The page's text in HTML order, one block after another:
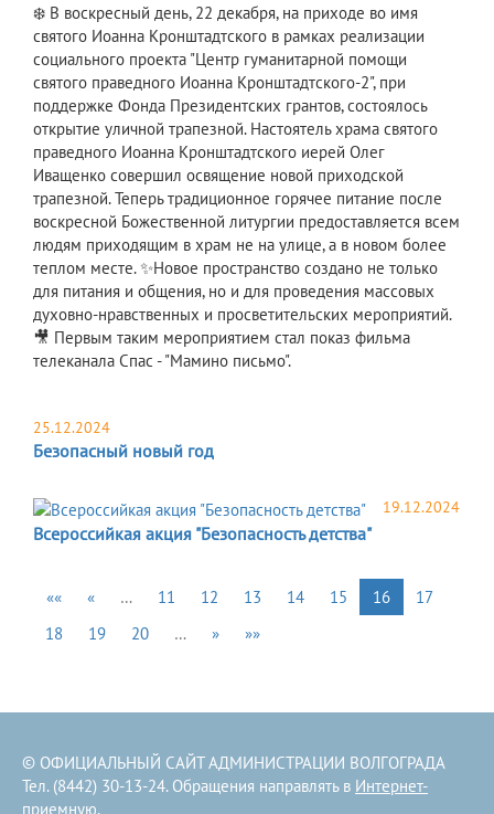
❄️ В воскресный день, 22 декабря, на приходе во имя
святого Иоанна Кронштадтского в рамках реализации
социального проекта "Центр гуманитарной помощи
святого праведного Иоанна Кронштадтского-2", при
поддержке Фонда Президентских грантов, состоялось
открытие уличной трапезной. Настоятель храма святого
праведного Иоанна Кронштадтского иерей Олег
Иващенко совершил освящение новой приходской
трапезной. Теперь традиционное горячее питание после
воскресной Божественной литургии предоставляется всем
людям приходящим в храм не на улице, а в новом более
теплом месте. ✨Новое пространство создано не только
для питания и общения, но и для проведения массовых
духовно-нравственных и просветительских мероприятий.
🎥 Первым таким мероприятием стал показ фильма
телеканала Спас - "Мамино письмо".
25.12.2024
Безопасный новый год
19.12.2024
Всероссийкая акция "Безопасность детства"
«« « … 11 12 13 14 15 16
17
18
19 20 … » »»
© ОФИЦИАЛЬНЫЙ САЙТ АДМИНИСТРАЦИИ ВОЛГОГРАДА
Тел. (8442) 30-13-24. Обращения направлять в Интернет-
приемную.